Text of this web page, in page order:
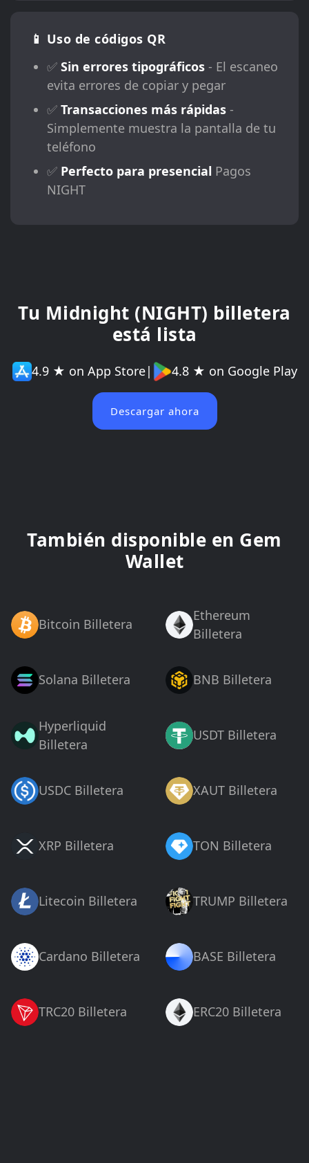
📱 Uso de códigos QR
✅ Sin errores tipográficos- El escaneo
evita errores de copiar y pegar
✅ Transacciones más rápidas-
Simplemente muestra la pantalla de tu
teléfono
✅ Perfecto para presencial Pagos
NIGHT
Tu Midnight (NIGHT) billetera
está lista
4.9 ★ on App Store| 4.8 ★ on Google Play
Descargar ahora
También disponible en Gem
Wallet
Bitcoin Billetera
Ethereum
Billetera
Solana Billetera BNB Billetera
Hyperliquid
Billetera
USDT Billetera
USDC Billetera XAUT Billetera
XRP Billetera TON Billetera
Litecoin Billetera TRUMP Billetera
Cardano Billetera BASE Billetera
TRC20 Billetera ERC20 Billetera